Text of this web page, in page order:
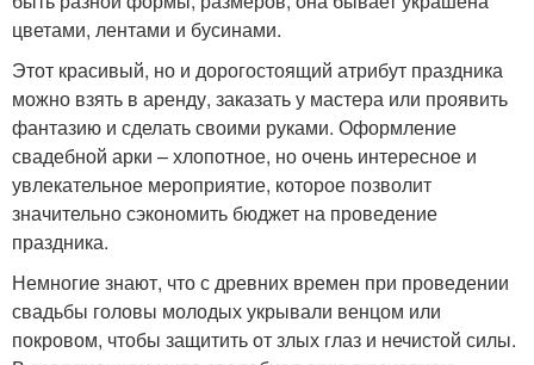
цветами, лентами и бусинами.
Этот красивый, но и дорогостоящий атрибут праздника
можно взять в аренду, заказать у мастера или проявить
фантазию и сделать своими руками. Оформление
свадебной арки – хлопотное, но очень интересное и
увлекательное мероприятие, которое позволит
значительно сэкономить бюджет на проведение
праздника.
Немногие знают, что с древних времен при проведении
свадьбы головы молодых укрывали венцом или
покровом, чтобы защитить от злых глаз и нечистой силы.